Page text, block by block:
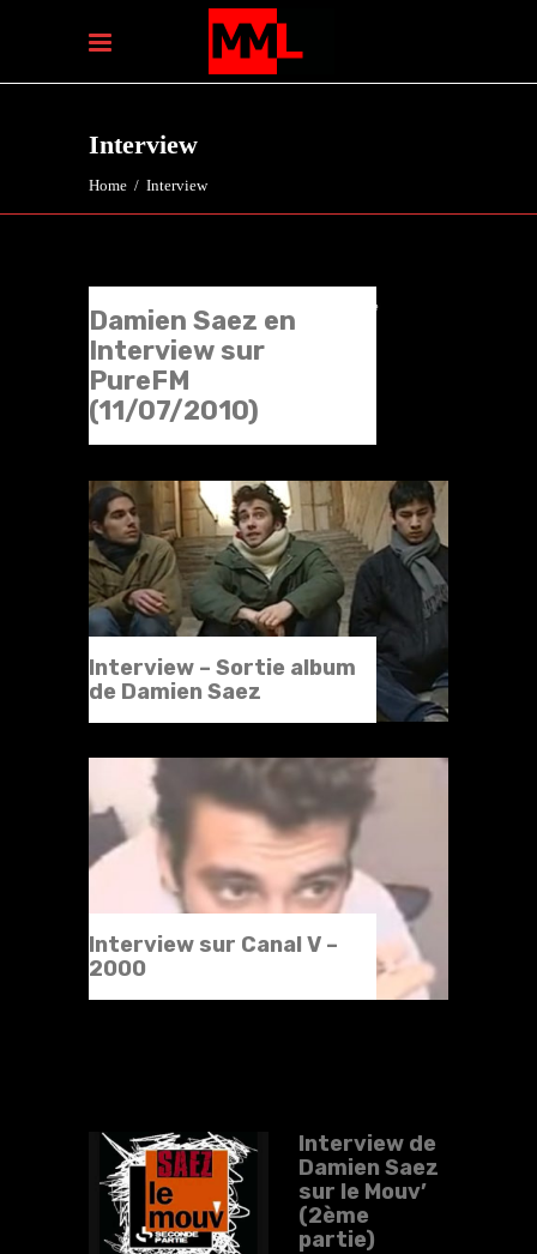
Interview
Home / Interview
Damien Saez en
Interview sur
PureFM
(11/07/2010)
Interview – Sortie album
de Damien Saez
Interview sur Canal V –
2000
Interview de
Damien Saez
sur le Mouv’
(2ème
partie)